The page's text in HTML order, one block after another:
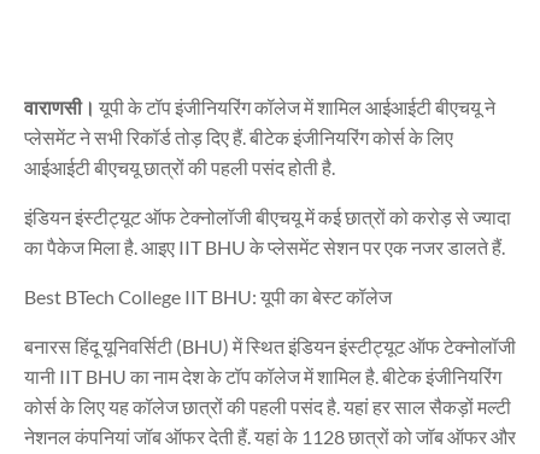
वाराणसी। यूपी के टॉप इंजीनियरिंग कॉलेज में शामिल आईआईटी बीएचयू ने
प्लेसमेंट ने सभी रिकॉर्ड तोड़ दिए हैं. बीटेक इंजीनियरिंग कोर्स के लिए
आईआईटी बीएचयू छात्रों की पहली पसंद होती है.
इंडियन इंस्टीट्यूट ऑफ टेक्नोलॉजी बीएचयू में कई छात्रों को करोड़ से ज्यादा
का पैकेज मिला है. आइए IIT BHU के प्लेसमेंट सेशन पर एक नजर डालते हैं.
Best BTech College IIT BHU: यूपी का बेस्ट कॉलेज
बनारस हिंदू यूनिवर्सिटी (BHU) में स्थित इंडियन इंस्टीट्यूट ऑफ टेक्नोलॉजी
यानी IIT BHU का नाम देश के टॉप कॉलेज में शामिल है. बीटेक इंजीनियरिंग
कोर्स के लिए यह कॉलेज छात्रों की पहली पसंद है. यहां हर साल सैकड़ों मल्टी
नेशनल कंपनियां जॉब ऑफर देती हैं. यहां के 1128 छात्रों को जॉब ऑफर और